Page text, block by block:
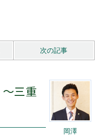
次の記事
岡澤
三重